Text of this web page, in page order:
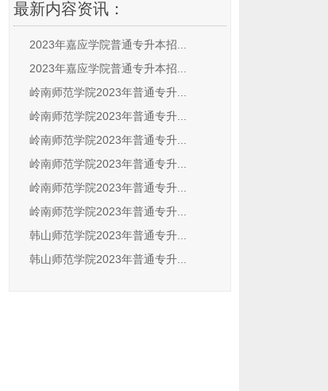
最新内容资讯：
2023年嘉应学院普通专升本招...
2023年嘉应学院普通专升本招...
岭南师范学院2023年普通专升...
岭南师范学院2023年普通专升...
岭南师范学院2023年普通专升...
岭南师范学院2023年普通专升...
岭南师范学院2023年普通专升...
岭南师范学院2023年普通专升...
韩山师范学院2023年普通专升...
韩山师范学院2023年普通专升...